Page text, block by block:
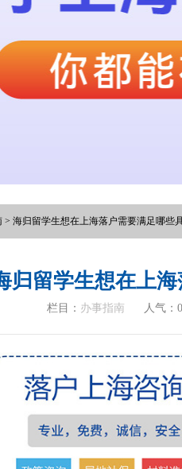
> 海归留学生想在上海落户需要满足哪些
归留学生想在上
栏目： 办事指南 人气： 0